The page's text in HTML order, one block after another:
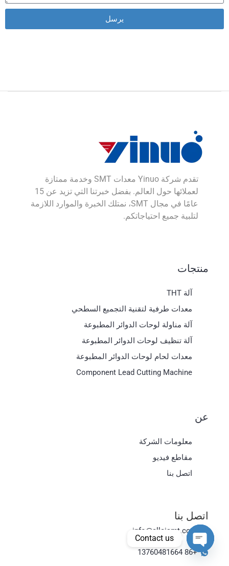
يرسل
تقدم شركة Yinuo معدات SMT وخدمة ممتازة
لعملائها حول العالم. بفضل خبرتنا التي تزيد عن 15
عامًا في مجال SMT، نمتلك الخبرة والموارد اللازمة
لتلبية جميع احتياجاتكم.
منتجات
آلة THT
معدات طرفية لتقنية التجميع السطحي
آلة مناولة لوحات الدوائر المطبوعة
آلة تنظيف لوحات الدوائر المطبوعة
معدات لحام لوحات الدوائر المطبوعة
Component Lead Cutting Machine
عن
معلومات الشركة
مقاطع فيديو
اتصل بنا
اتصل بنا
info@allaismt.com
+86 13760481664
Polski
ไทย
Tiếng Việt
한국어
日本語
Magyar
Contact us
Open chaty